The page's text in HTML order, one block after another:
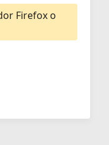
Firefox o